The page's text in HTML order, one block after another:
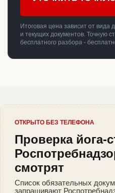
Итоговая цена зависит от
и текущих документов. Точную
бесплатного разбора -
ОТКРЫТО БЕЗ ТЕЛЕФОНА
Проверка йога-
смотрят
Список обязательных
запрашивают